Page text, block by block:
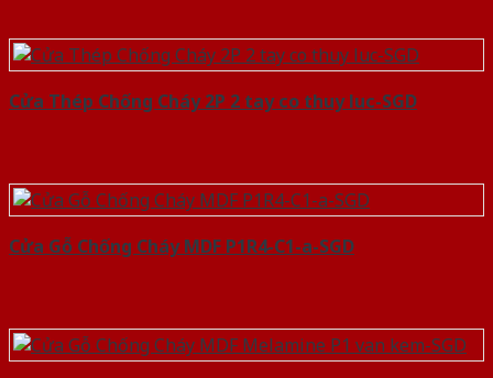
Cửa Thép Chống Cháy 2P 2 tay co thuy luc-SGD
Cửa Gỗ Chống Cháy MDF P1R4-C1-a-SGD